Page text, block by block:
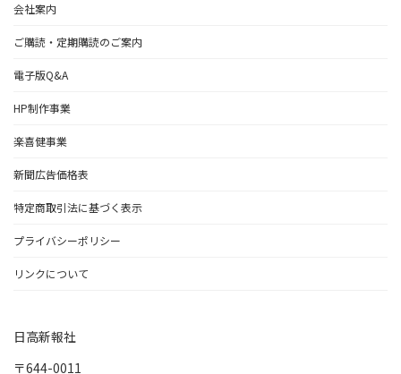
会社案内
ご購読・定期購読のご案内
電子版Q&A
HP制作事業
楽喜健事業
新聞広告価格表
特定商取引法に基づく表示
プライバシーポリシー
リンクについて
日高新報社
〒644-0011